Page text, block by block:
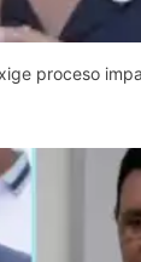
proceso